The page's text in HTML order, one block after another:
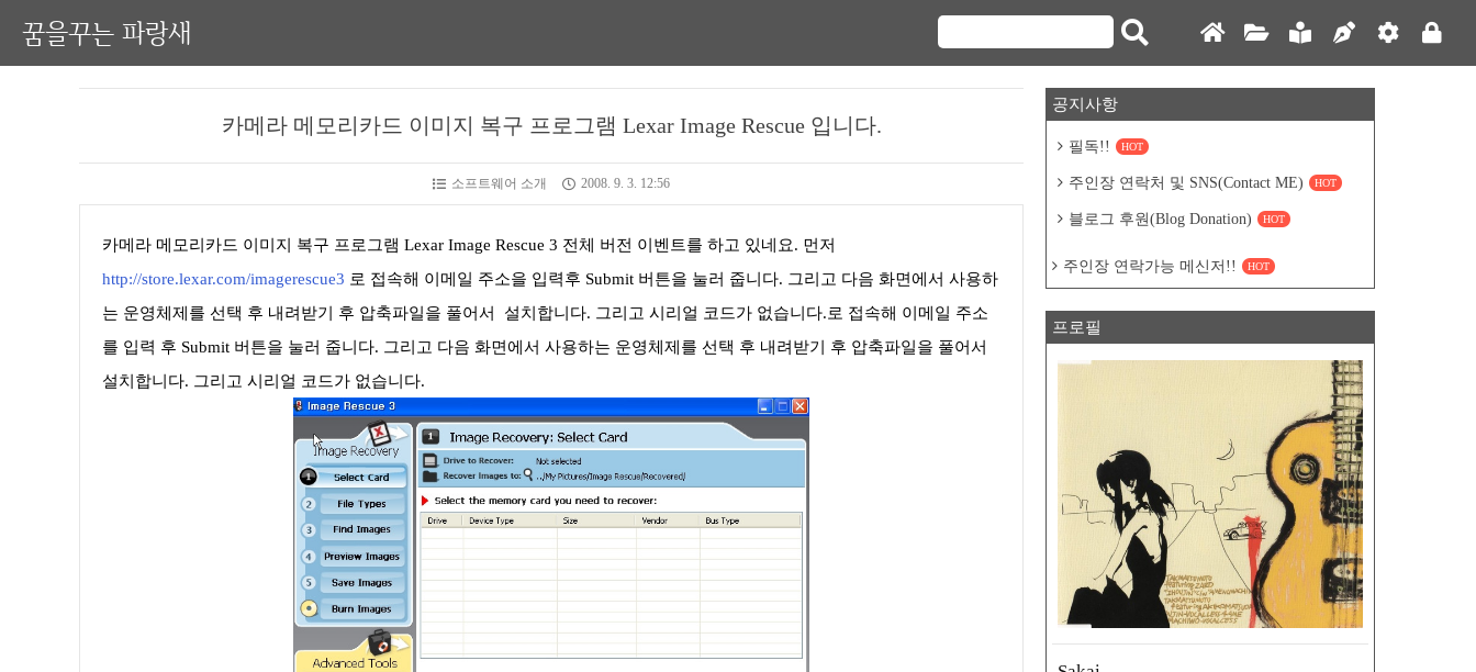
꿈을꾸는 파랑새
카메라 메모리카드 이미지 복구 프로그램 Lexar Image Rescue 입니다.
소프트웨어 소개 2008. 9. 3. 12:56
카메라 메모리카드 이미지 복구 프로그램 Lexar Image Rescue 3 전체 버전 이벤트를 하고 있네요. 먼저
http://store.lexar.com/imagerescue3 로 접속해 이메일 주소을 입력후 Submit 버튼을 눌러 줍니다. 그리고 다음 화면에서 사용하
는 운영체제를 선택 후 내려받기 후 압축파일을 풀어서 설치합니다. 그리고 시리얼 코드가 없습니다.로 접속해 이메일 주소
를 입력 후 Submit 버튼을 눌러 줍니다. 그리고 다음 화면에서 사용하는 운영체제를 선택 후 내려받기 후 압축파일을 풀어서
설치합니다. 그리고 시리얼 코드가 없습니다.
공지사항
필독!! HOT
주인장 연락처 및 SNS(Contact ME) HOT
블로그 후원(Blog Donation) HOT
주인장 연락가능 메신저!! HOT
프로필